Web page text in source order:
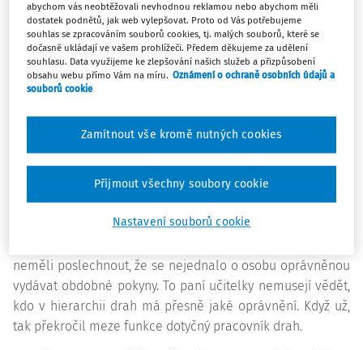
jednoznačně odsouzeníhodná záležitost. Jednak šlo o
faktické ohrožení bezpečnosti dětí i dospělých a za druhé
o zcela nevhodný příklad dětem od důležitých dospělých
osob. Jako rodiče jsme si mohli říkat, že svěříme dítě v
dobré víře spolehlivé instituci a ona takhle ohrožuje jeho
Jenže pak je vidět, že kousek od závor je nádraží, na
kterém čeká inkriminovaný vlak, u lokomotivy stojí úřední
osoba (vlakvedoucí?), která, jak je vidět, povzbuzuje právě
ony dospělé s dětmi, aby přešli koleje a mohli nastoupit do
vlaku, který je odveze do Prahy. Zcela zbytečné a nemířící
neměli poslechnout, že se nejednalo o osobu oprávněnou
vydávat obdobné pokyny. To paní učitelky nemusejí vědět,
kdo v hierarchii drah má přesně jaké oprávnění. Když už,
tak překročil meze funkce dotyčný pracovník drah.
abychom vás neobtěžovali nevhodnou reklamou nebo abychom měli
dostatek podnětů, jak web vylepšovat. Proto od Vás potřebujeme
souhlas se zpracováním souborů cookies, tj. malých souborů, které se
dočasně ukládají ve vašem prohlížeči. Předem děkujeme za udělení
souhlasu. Data využijeme ke zlepšování našich služeb a přizpůsobení
obsahu webu přímo Vám na míru. Oznámení o ochraně osobních údajů a
souborů cookie
Nastavení souborů cookie
Zamítnout vše kromě nutných cookies
Přijmout všechny soubory cookie